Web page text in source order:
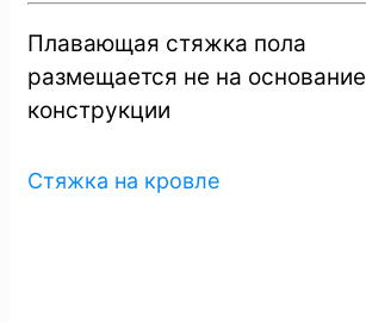
Плавающая стяжка пола
размещается не на основание
конструкции
Стяжка на кровле